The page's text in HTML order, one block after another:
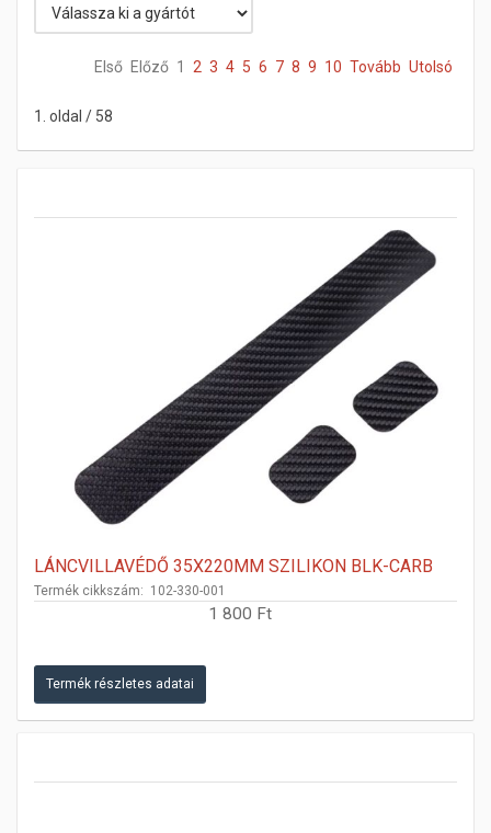
Első Előző 1 2 3 4 5 6 7 8 9 10 Tovább Utolsó
1. oldal / 58
LÁNCVILLAVÉDŐ 35X220MM SZILIKON BLK-CARB
Termék cikkszám: 102-330-001
1 800 Ft
Termék részletes adatai